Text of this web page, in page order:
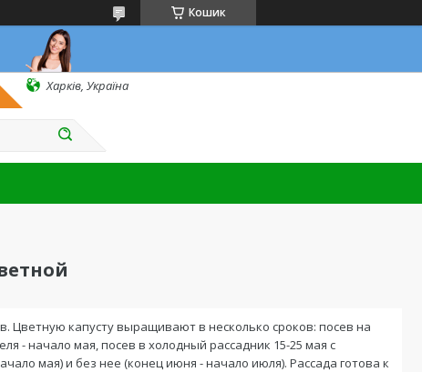
Кошик
Харків, Україна
Цветную капусту выращивают в несколько сроков: посев на
- начало мая, посев в холодный рассадник 15-25 мая с
мая) и без нее (конец июня - начало июля). Рассада готова к